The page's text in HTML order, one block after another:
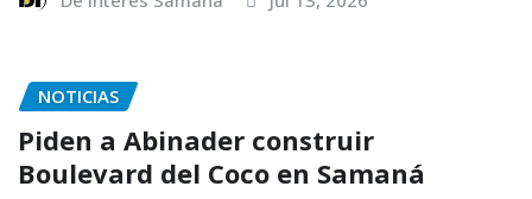
NOTICIAS
Piden a Abinader construir
Boulevard del Coco en Samaná